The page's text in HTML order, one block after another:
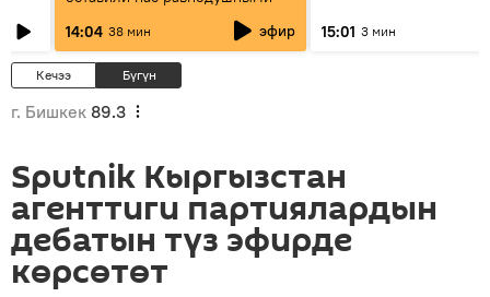
14:04 38 мин эфир 15:01 3 мин
Кечээ Бүгүн
г. Бишкек 89.3
Sputnik Кыргызстан
агенттиги партиялардын
дебатын түз эфирде
көрсөтөт